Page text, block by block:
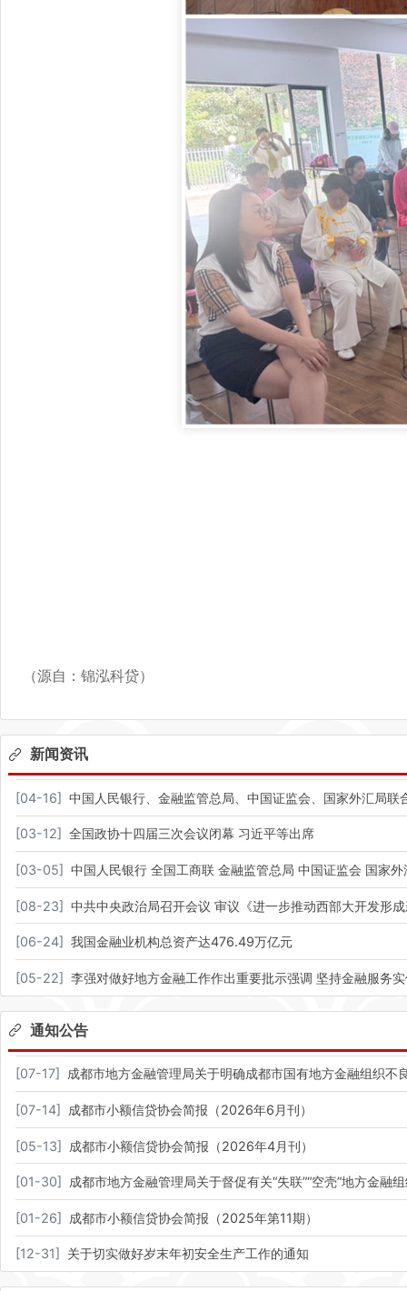
（源自：锦泓科贷）
新闻资讯
[04-16] 中国人民银行、金融监管总局、中国证监会、国家外汇局联
[03-12] 全国政协十四届三次会议闭幕 习近平等出席​
[03-05] 中国人民银行 全国工商联 金融监管总局 中国证监会 国家
[08-23] 中共中央政治局召开会议 审议《进一步推动西部大开发形
[06-24] 我国金融业机构总资产达476.49万亿元
[05-22] 李强对做好地方金融工作作出重要批示强调 坚持金融服务
通知公告
[07-17] 成都市地方金融管理局关于明确成都市国有地方金融组织不
[07-14] 成都市小额信贷协会简报（2026年6月刊）
[05-13] 成都市小额信贷协会简报（2026年4月刊）
[01-30] 成都市地方金融管理局关于督促有关“失联”“空壳”地方金融
[01-26] 成都市小额信贷协会简报（2025年第11期）
[12-31] 关于切实做好岁末年初安全生产工作的通知